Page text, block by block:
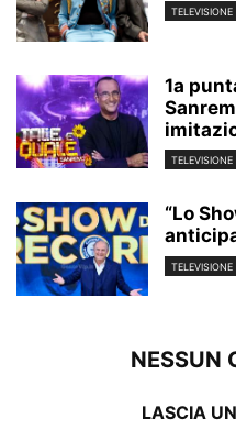
TELEVISIONE
1a
TELEVISIONE
“Lo
TELEVISIONE
NESSUN
LASCIA